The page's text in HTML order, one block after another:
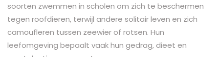
soorten zwemmen in scholen om zich te beschermen
tegen roofdieren, terwijl andere solitair leven en zich
camoufleren tussen zeewier of rotsen. Hun
leefomgeving bepaalt vaak hun gedrag, dieet en